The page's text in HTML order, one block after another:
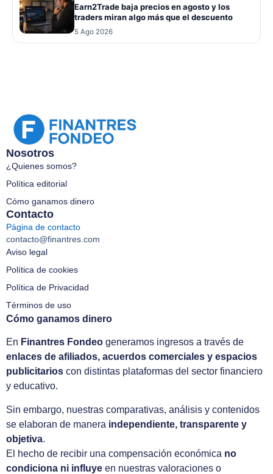
Earn2Trade baja precios en agosto y los
traders miran algo más que el descuento
5 Ago 2026
Nosotros
¿Quienes somos?
Política editorial
Cómo ganamos dinero
Contacto
Página de contacto
contacto@finantres.com
Aviso legal
Política de cookies
Política de Privacidad
Términos de uso
Cómo ganamos dinero
En Finantres Fondeo generamos ingresos a través de
enlaces de afiliados, acuerdos comerciales y espacios
publicitarios con distintas plataformas del sector financiero
y educativo.
Sin embargo, nuestras comparativas, análisis y contenidos
se elaboran de manera independiente, transparente y
objetiva.
El hecho de recibir una compensación económica no
condiciona ni influye en nuestras valoraciones o